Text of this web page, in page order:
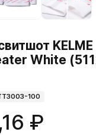
KELME
White
100
₽